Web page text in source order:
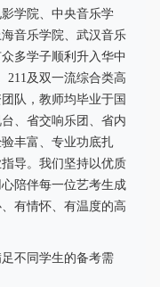
学院、中央音乐学
音乐学院、武汉音乐
多学子顺利升入华中
211及双一流综合类高
队，教师均毕业于国
、省交响乐团、省内
丰富、专业功底扎
导。我们坚持以优质
陪伴每一位艺考生成
有情怀、有温度的高
不同学生的备考需